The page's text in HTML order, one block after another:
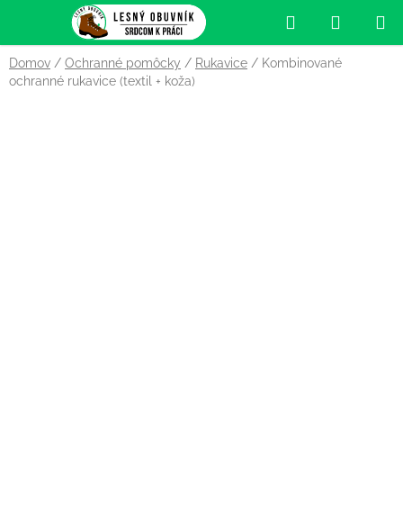
obsah
Hľadať
KOŠÍK
Domov / Ochranné pomôcky / Rukavice / Kombinované
ochranné rukavice (textil + koža)